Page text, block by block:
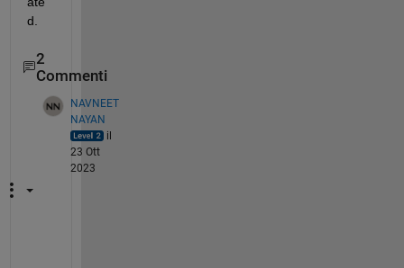
d.
2
Commenti
NAVNEET
NAYAN
il
23 Ott
2023